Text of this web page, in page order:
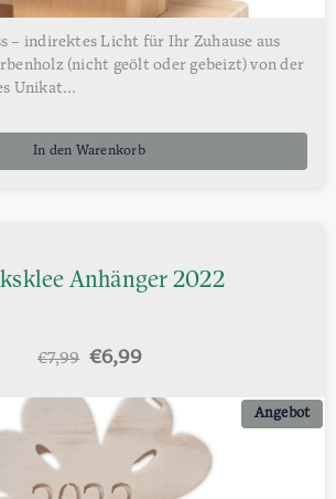
– indirektes Licht für Ihr Zuhause aus
(nicht geölt oder gebeizt) von der
Unikat...
In den Warenkorb
Anhänger 2022
€7,99 Ursprünglicher
war:
€7,99
€6,99Aktueller
ist:
€6,99.
Angebot